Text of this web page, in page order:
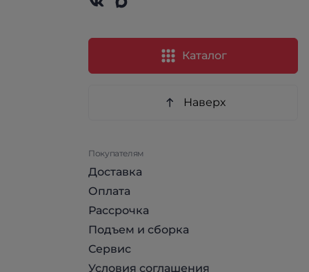
Каталог
Наверх
Покупателям
Доставка
Оплата
Рассрочка
Подъем и сборка
Сервис
Условия соглашения